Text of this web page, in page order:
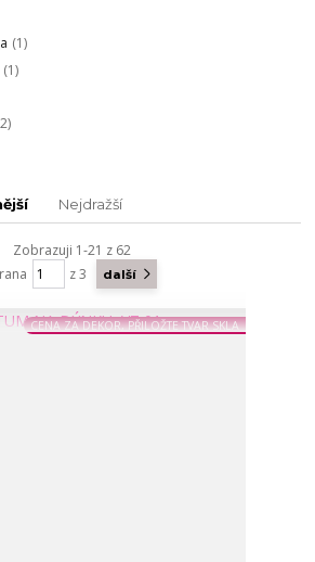
(1)
(1)
Nejdražší
Zobrazuji 1-21 z 62
z 3 další
CENA ZA DEKOR, PŘILOŽTE TVAR SKLA